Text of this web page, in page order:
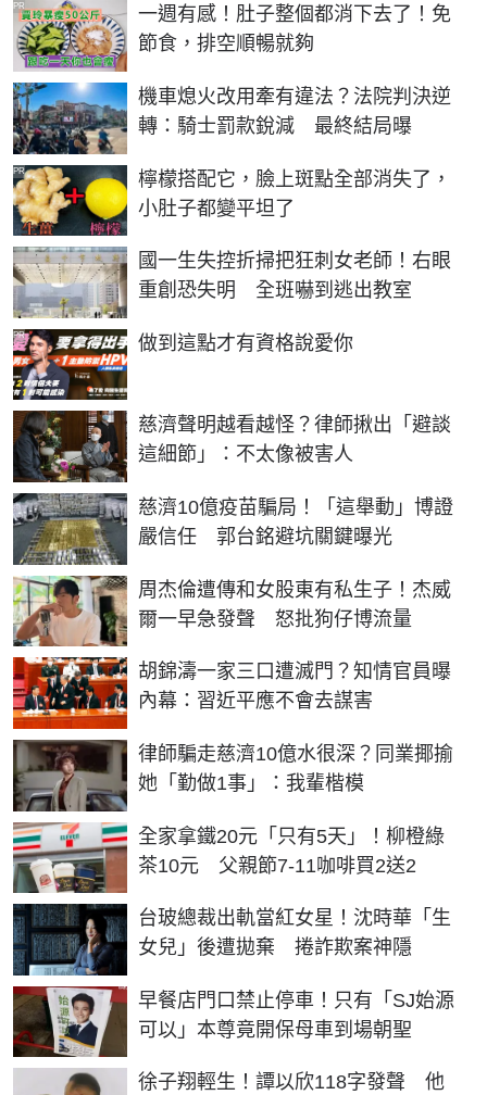
一週有感！肚子整個都消下去了！免
節食，排空順暢就夠
PR
機車熄火改用牽有違法？法院判決逆
轉：騎士罰款銳減 最終結局曝
檸檬搭配它，臉上斑點全部消失了，
小肚子都變平坦了
PR
國一生失控折掃把狂刺女老師！右眼
重創恐失明 全班嚇到逃出教室
做到這點才有資格說愛你
PR
慈濟聲明越看越怪？律師揪出「避談
這細節」：不太像被害人
慈濟10億疫苗騙局！「這舉動」博證
嚴信任 郭台銘避坑關鍵曝光
周杰倫遭傳和女股東有私生子！杰威
爾一早急發聲 怒批狗仔博流量
胡錦濤一家三口遭滅門？知情官員曝
內幕：習近平應不會去謀害
律師騙走慈濟10億水很深？同業揶揄
她「勤做1事」：我輩楷模
全家拿鐵20元「只有5天」！柳橙綠
茶10元 父親節7-11咖啡買2送2
台玻總裁出軌當紅女星！沈時華「生
女兒」後遭拋棄 捲詐欺案神隱
早餐店門口禁止停車！只有「SJ始源
可以」本尊竟開保母車到場朝聖
徐子翔輕生！譚以欣118字發聲 他